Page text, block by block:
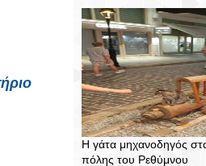
Η γάτα μηχανοδηγός
πόλης του Ρεθύμνου